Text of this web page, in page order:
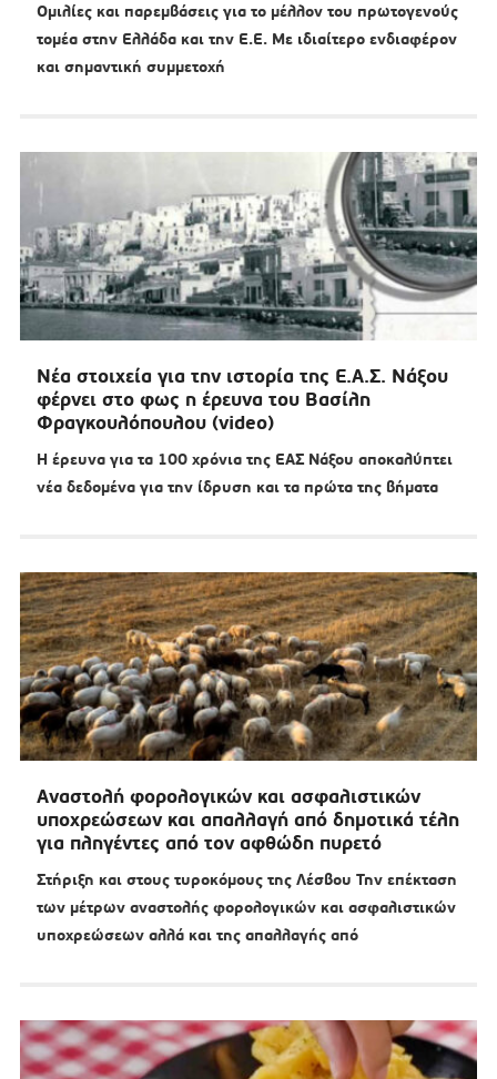
Ομιλίες και παρεμβάσεις για το μέλλον του πρωτογενούς
τομέα στην Ελλάδα και την Ε.Ε. Με ιδιαίτερο ενδιαφέρον
και σημαντική συμμετοχή
Νέα στοιχεία για την ιστορία της Ε.Α.Σ. Νάξου
φέρνει στο φως η έρευνα του Βασίλη
Φραγκουλόπουλου (video)
Η έρευνα για τα 100 χρόνια της ΕΑΣ Νάξου αποκαλύπτει
νέα δεδομένα για την ίδρυση και τα πρώτα της βήματα
Αναστολή φορολογικών και ασφαλιστικών
υποχρεώσεων και απαλλαγή από δημοτικά τέλη
για πληγέντες από τον αφθώδη πυρετό
Στήριξη και στους τυροκόμους της Λέσβου Την επέκταση
των μέτρων αναστολής φορολογικών και ασφαλιστικών
υποχρεώσεων αλλά και της απαλλαγής από